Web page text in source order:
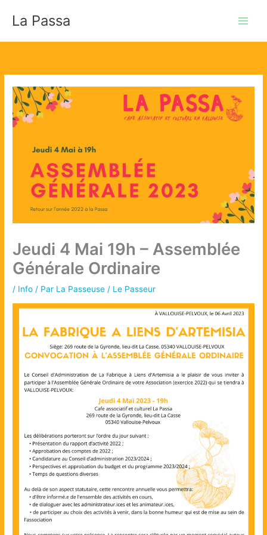
La Passa
Jeudi 4 Mai 19h – Assemblée
Générale Ordinaire
/ Info / Par La Passeuse / Le Passeur